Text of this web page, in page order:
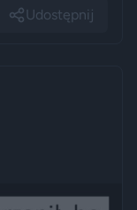
Udostępnij